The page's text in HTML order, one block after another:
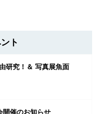
ト
研究！＆ 写真展魚面
開催のお知らせ